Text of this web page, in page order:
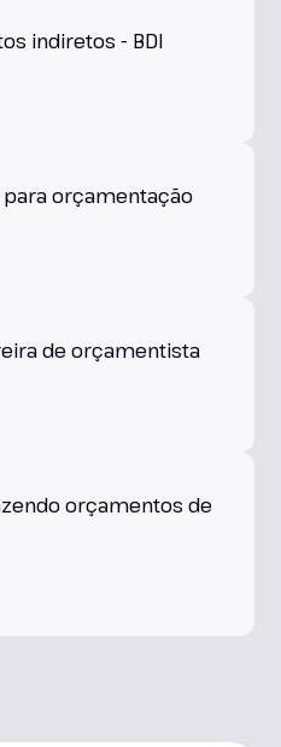
indiretos - BDI
orçamentação
de orçamentista
orçamentos de